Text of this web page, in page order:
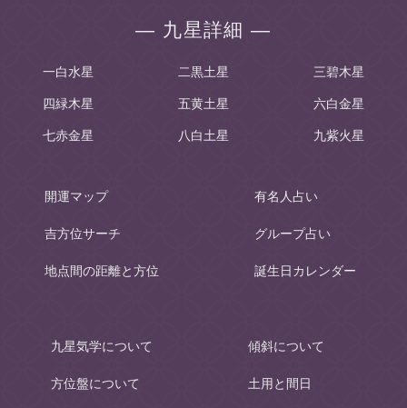
― 九星詳細 ―
一白水星 二黒土星 三碧木星
四緑木星 五黄土星 六白金星
七赤金星 八白土星 九紫火星
開運マップ
吉方位サーチ
地点間の距離と方位
有名人占い
グループ占い
誕生日カレンダー
九星気学について
方位盤について
傾斜について
土用と間日